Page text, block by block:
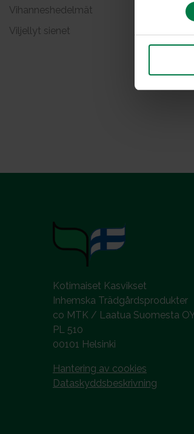
s
Vihanneshedelmät
Viljellyt sienet
Kotimaiset Kasvikset
Inhemska Trädgårdsprodukter
co MTK / Laatua Suomesta
PL 510
00101 Helsinki
Hantering av cookies
Dataskyddsbeskrivning